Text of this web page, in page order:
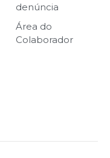
denúncia
Área do
Colaborador